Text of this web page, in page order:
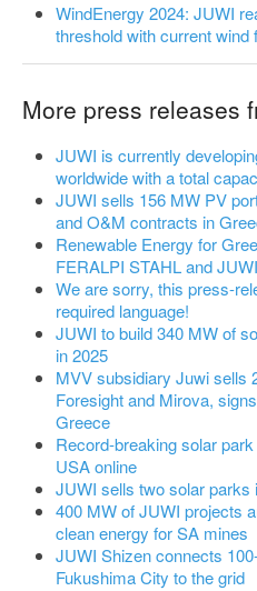
WindEnergy 2024: JUWI
threshold with current wind
More press releases
JUWI is currently
worldwide with a total
JUWI sells 156 MW PV
and O&M contracts in
Renewable Energy for
FERALPI STAHL and
We are sorry, this press-
required language!
JUWI to build 340 MW of
in 2025
MVV subsidiary Juwi sells
Foresight and Mirova,
Greece
Record-breaking solar
USA online
JUWI sells two solar parks
400 MW of JUWI projects
clean energy for SA mines
JUWI Shizen connects
Fukushima City to the grid